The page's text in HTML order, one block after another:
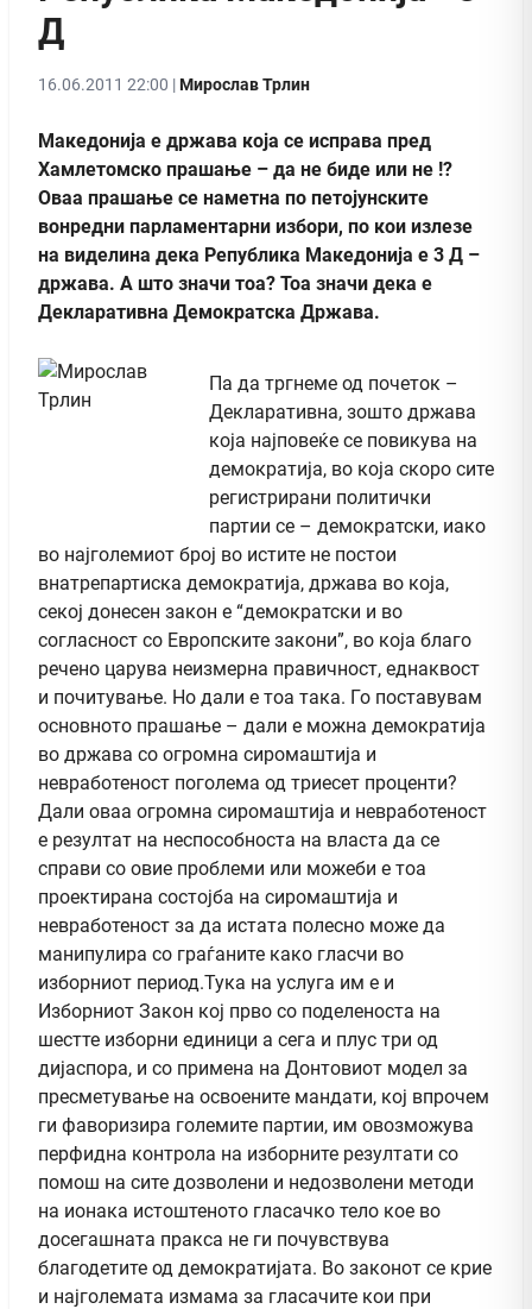
Д
16.06.2011 22:00 |Мирослав Трлин
Македонија е држава која се исправа пред
Хамлетомско прашање – да не биде или не !?
Оваа прашање се наметна по петојунските
вонредни парламентарни избори, по кои излезе
на виделина дека Република Македонија е 3 Д –
држава. А што значи тоа? Тоа значи дека е
Декларативна Демократска Држава.
Па да тргнеме од почеток –
Декларативна, зошто држава
која најповеќе се повикува на
демократија, во која скоро сите
регистрирани политички
партии се – демократски, иако
во најголемиот број во истите не постои
внатрепартиска демократија, држава во која,
секој донесен закон е “демократски и во
согласност со Европските закони”, во која благо
речено царува неизмерна правичност, еднаквост
и почитување. Но дали е тоа така. Го поставувам
основното прашање – дали е можна демократија
во држава со огромна сиромаштија и
невработеност поголема од триесет проценти?
Дали оваа огромна сиромаштија и невработеност
е резултат на неспособноста на власта да се
справи со овие проблеми или можеби е тоа
проектирана состојба на сиромаштија и
невработеност за да истата полесно може да
манипулира со граѓаните како гласчи во
изборниот период.Тука на услуга им е и
Изборниот Закон кој прво со поделеноста на
шестте изборни единици а сега и плус три од
дијаспора, и со примена на Донтовиот модел за
пресметување на освоените мандати, кој впрочем
ги фаворизира големите партии, им овозможува
перфидна контрола на изборните резултати со
помош на сите дозволени и недозволени методи
на ионака истоштеното гласачко тело кое во
досегашната пракса не ги почувствува
благодетите од демократијата. Во законот се крие
и најголемата измама за гласачите кои при